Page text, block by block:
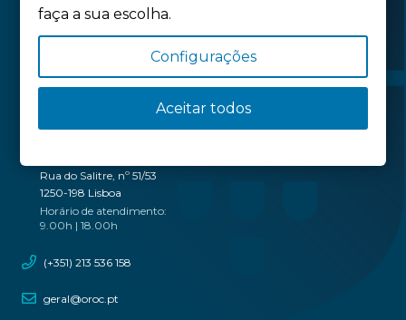
Siga-nos:
Política de privacidade
Rua do Salitre, nº 51/53
1250-198 Lisboa
Horário de atendimento:
9.00h | 18.00h
(+351) 213 536 158
geral@oroc.pt
faça a sua escolha.
Configurações
Aceitar todos